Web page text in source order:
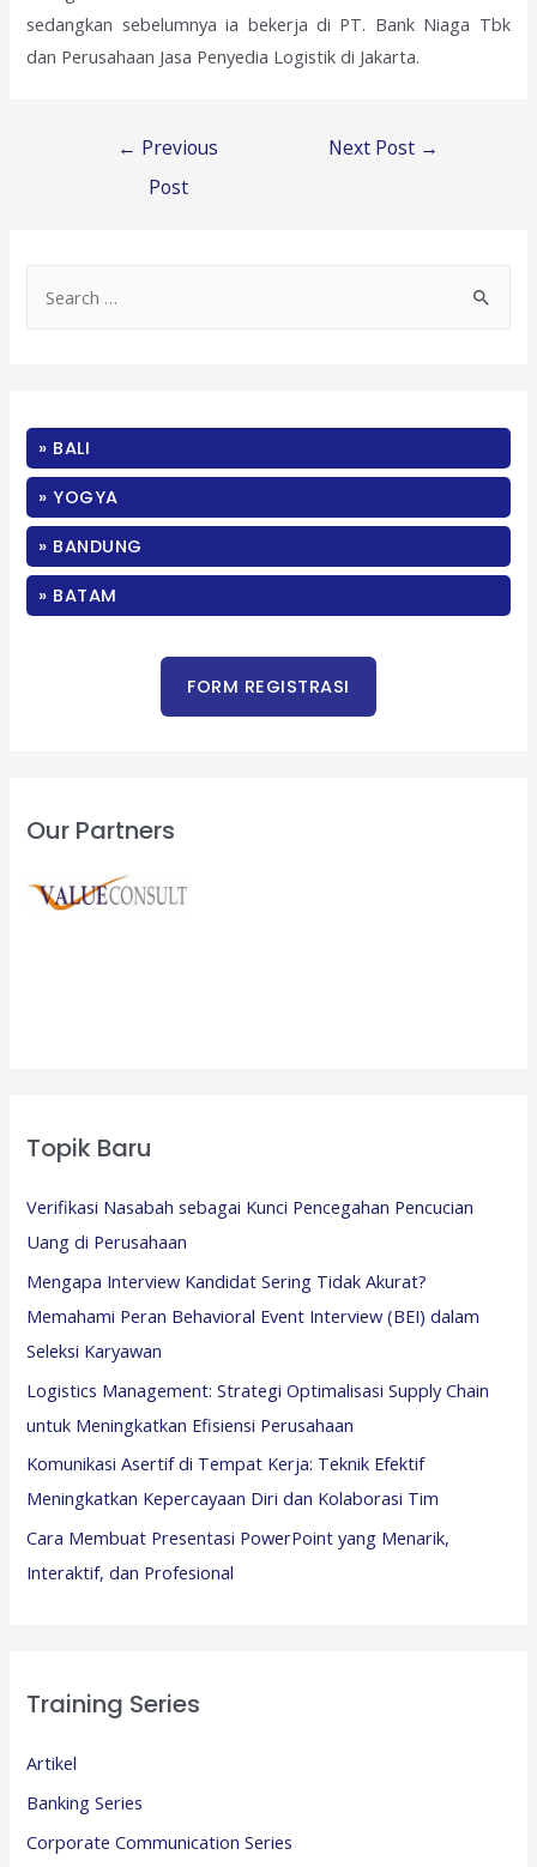
sedangkan sebelumnya ia bekerja di PT. Bank Niaga Tbk
dan Perusahaan Jasa Penyedia Logistik di Jakarta.
← Previous
Post
Next Post →
f
o
r
» BALI
» YOGYA
» BANDUNG
» BATAM
Our Partners
Topik Baru
Verifikasi Nasabah sebagai Kunci Pencegahan Pencucian
Uang di Perusahaan
Mengapa Interview Kandidat Sering Tidak Akurat?
Memahami Peran Behavioral Event Interview (BEI) dalam
Seleksi Karyawan
Logistics Management: Strategi Optimalisasi Supply Chain
untuk Meningkatkan Efisiensi Perusahaan
Komunikasi Asertif di Tempat Kerja: Teknik Efektif
Meningkatkan Kepercayaan Diri dan Kolaborasi Tim
Cara Membuat Presentasi PowerPoint yang Menarik,
Interaktif, dan Profesional
Training Series
Artikel
Banking Series
Corporate Communication Series